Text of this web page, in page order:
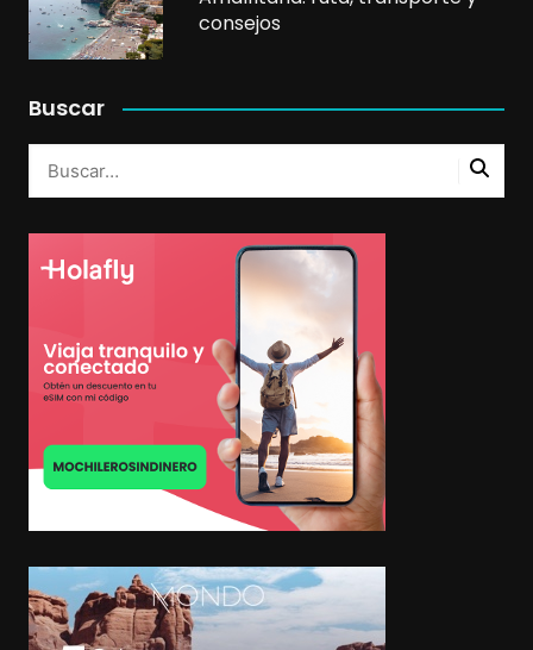
consejos
Buscar